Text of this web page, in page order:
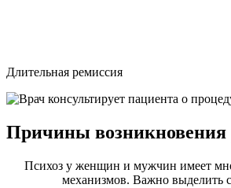
Длительная ремиссия
Причины возникновения
Психоз у женщин и мужчин имеет
механизмов. Важно выделить